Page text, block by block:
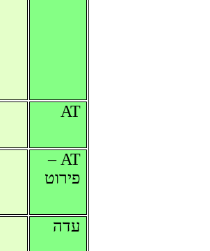
AT
AT –
פירוט
עדה